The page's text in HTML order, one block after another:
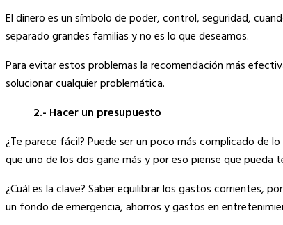
El dinero es un símbolo de poder, control, seguridad,
separado grandes familias y no es lo que deseamos.
Para evitar estos problemas la recomendación más
solucionar cualquier problemática.
2.- Hacer un presupuesto
¿Te parece fácil? Puede ser un poco más complicado de
que uno de los dos gane más y por eso piense que pueda
¿Cuál es la clave? Saber equilibrar los gastos corrientes,
un fondo de emergencia, ahorros y gastos en